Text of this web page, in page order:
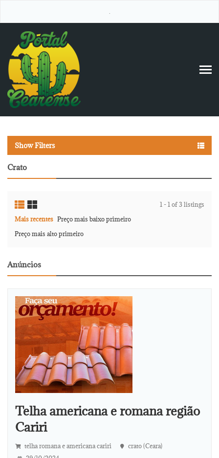
Show Filters
Crato
1 - 1 of 3 listings
Mais recentes Preço mais baixo primeiro
Preço mais alto primeiro
Anúncios
Telha americana e romana região
Cariri
telha romana e americana cariri
crato (Ceara)